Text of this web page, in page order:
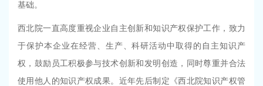
基础。
西北院一直高度重视企业自主创新和知识产权保护工作，致力
于保护本企业在经营、生产、科研活动中取得的自主知识产
权，鼓励员工积极参与技术创新和发明创造，同时尊重并合法
使用他人的知识产权成果。近年先后制定《西北院知识产权管